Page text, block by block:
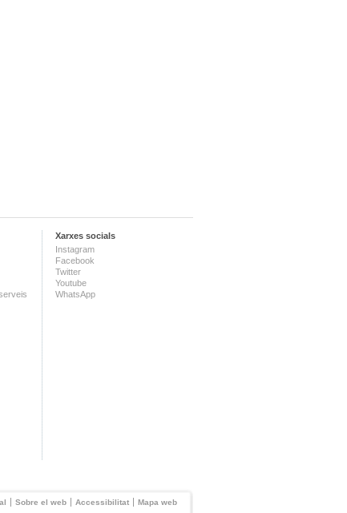
Xarxes socials
Instagram
Facebook
Twitter
Youtube
WhatsApp
Sobre el web Accessibilitat Mapa web